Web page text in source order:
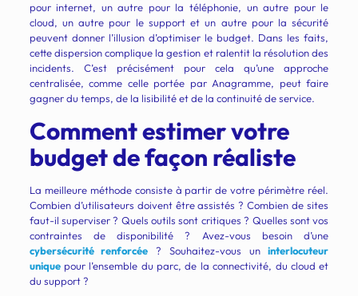
pour internet, un autre pour la téléphonie, un autre pour le
cloud, un autre pour le support et un autre pour la sécurité
peuvent donner l’illusion d’optimiser le budget. Dans les faits,
cette dispersion complique la gestion et ralentit la résolution des
incidents. C’est précisément pour cela qu’une approche
centralisée, comme celle portée par Anagramme, peut faire
gagner du temps, de la lisibilité et de la continuité de service.
Comment estimer votre
budget de façon réaliste
La meilleure méthode consiste à partir de votre périmètre réel.
Combien d’utilisateurs doivent être assistés ? Combien de sites
faut-il superviser ? Quels outils sont critiques ? Quelles sont vos
contraintes de disponibilité ? Avez-vous besoin d’une
cybersécurité renforcée ? Souhaitez-vous uninterlocuteur
uniquepour l’ensemble du parc, de la connectivité, du cloud et
du support ?